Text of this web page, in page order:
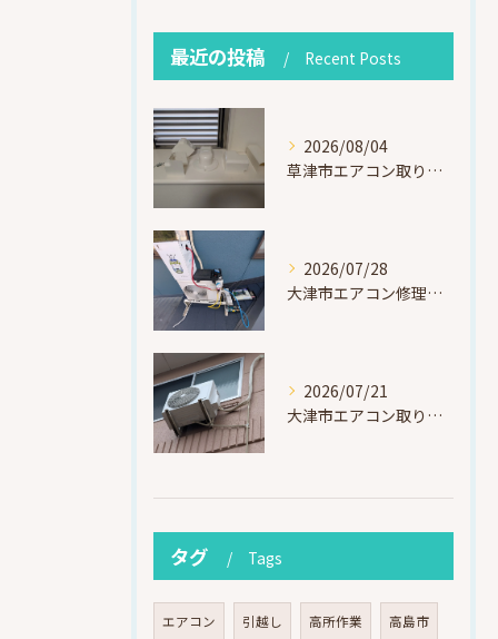
最近の投稿 Recent Posts
2026/08/04
草津市エアコン取り付け｜お客様取り外し済・化粧カバー再利用（ダイキン S225ATES・アウルコート草津）
2026/07/28
大津市エアコン修理｜冷媒漏れを特定！高所作業で東芝RAS-F221ARTを修理・ガスチャージ
2026/07/21
大津市エアコン取り付け｜他社で断られたマンション3階の壁面アングル高所作業（ハイセンス HA-J22H-W・プレジーオビワコ）
タグ Tags
エアコン 引越し 高所作業 高島市